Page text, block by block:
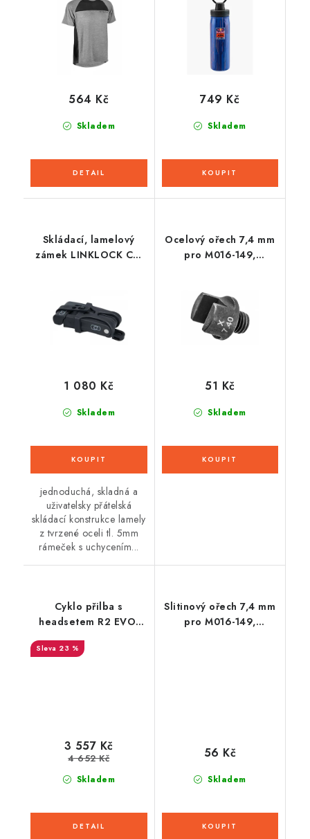
Skladem
564 Kč
Skladem
749 Kč
Skládací, lamelový
zámek LINKLOCK CL,
Skladem
1 080 Kč
jednoduchá, skladná a
uživatelsky přátelská
skládací konstrukce lamely
z tvrzené oceli tl. 5mm
rámeček s uchycením...
Ocelový ořech 7,4 mm
pro M016-149,
Skladem
51 Kč
Cyklo přilba s
headsetem R2 EVO,
SENA (matná černá)
23 %
Skladem
3 557 Kč
4 652 Kč
Slitinový ořech 7,4 mm
pro M016-149,
Skladem
56 Kč